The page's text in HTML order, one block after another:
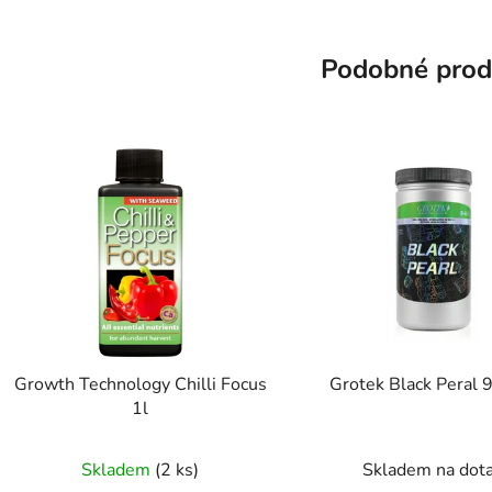
Podobné
Growth Technology Chilli Focus
1l
Skladem (2 ks)
Grotek Black Peral
Skladem na